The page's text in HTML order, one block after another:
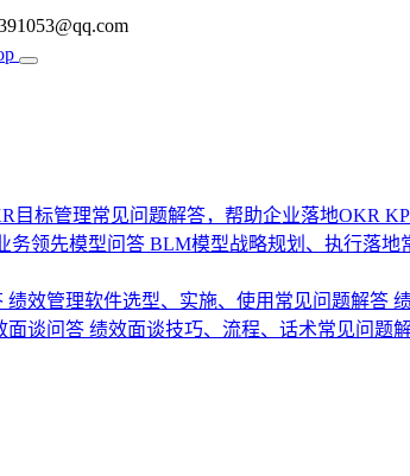
目标管理常见问题解答，帮助企业落地OKR
务领先模型问答 BLM模型战略规划、执行落地
绩效管理软件选型、实施、使用常见问题解答
面谈问答 绩效面谈技巧、流程、话术常见问题